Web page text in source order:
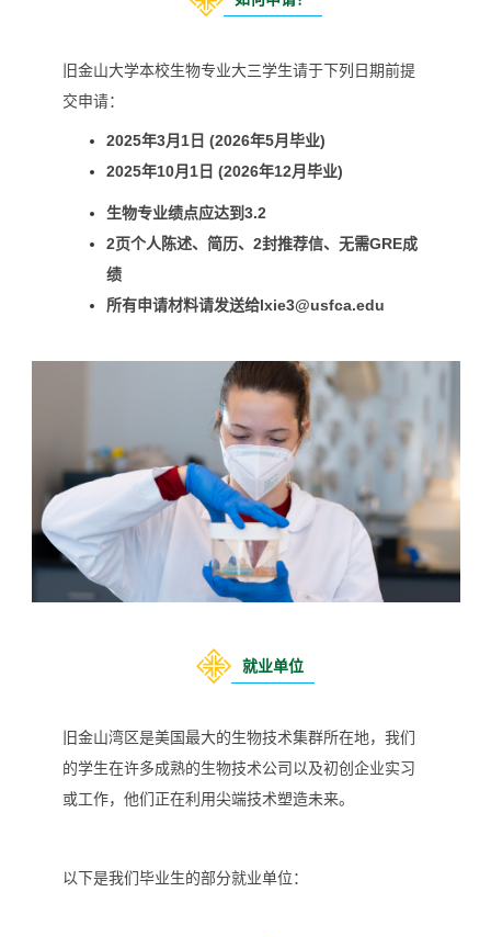
旧金山大学本校生物专业大三学生请于下列日期前提
交申请：
2025年3月1日 (2026年5月毕业)
2025年10月1日 (2026年12月毕业)
生物专业绩点应达到3.2
2页个人陈述、简历、2封推荐信、无需GRE成
绩
所有申请材料请发送给lxie3@usfca.edu
就业单位
旧金山湾区是美国最大的生物技术集群所在地，我们
的学生在许多成熟的生物技术公司以及初创企业实习
或工作，他们正在利用尖端技术塑造未来。
以下是我们毕业生的部分就业单位：